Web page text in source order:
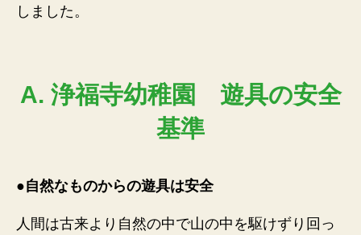
しました。
A. 浄福寺幼稚園 遊具の安全
基準
●自然なものからの遊具は安全
人間は古来より自然の中で山の中を駆けずり回っ